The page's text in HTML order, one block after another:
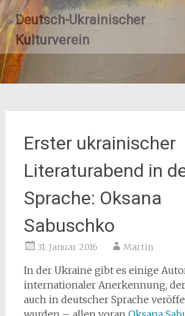
Zum
Inhalt
springen
Deutsch-Ukrainischer
Kulturverein
Erster ukrainischer
Literaturabend in
Sprache: Oksana
Sabuschko
31. Januar 2016 Martin
In der Ukraine gibt es einige
internationaler Anerkennung,
auch in deutscher Sprache